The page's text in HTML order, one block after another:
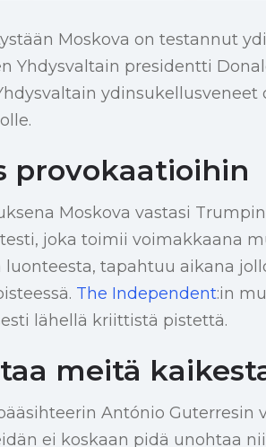
Moskova on testannut
Yhdysvaltain presidentti
ydinsukellusveneet
provokaatioihin
Moskova vastasi
joka toimii voimakkaana
tapahtuu aikana
The Independent:in
lähellä kriittistä pistettä.
meitä
António Guterresin
ei koskaan pidä unohtaa